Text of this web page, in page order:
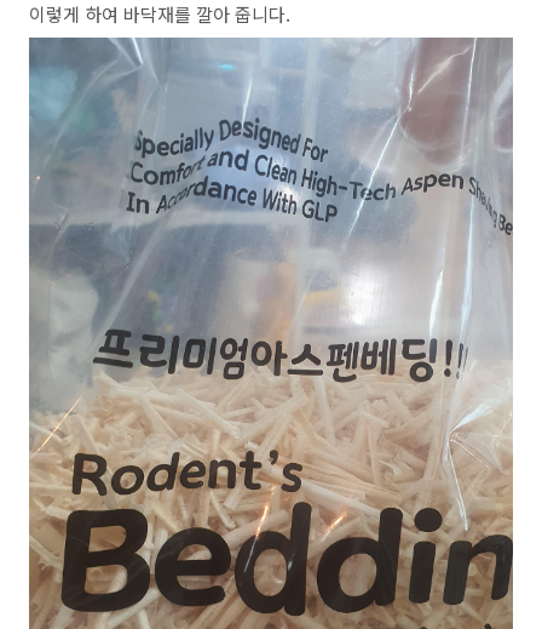
이렇게 하여 바닥재를 깔아 줍니다.